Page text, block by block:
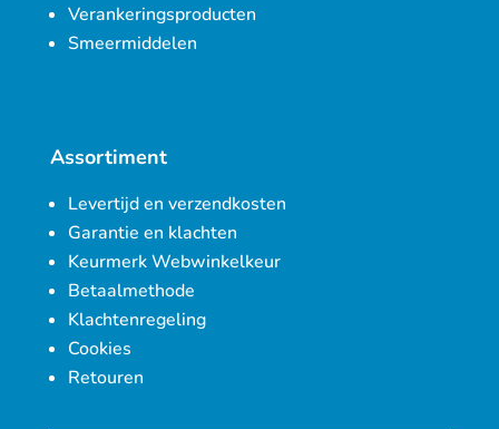
Verankeringsproducten
Smeermiddelen
Assortiment
Levertijd en verzendkosten
Garantie en klachten
Keurmerk Webwinkelkeur
Betaalmethode
Klachtenregeling
Cookies
Retouren